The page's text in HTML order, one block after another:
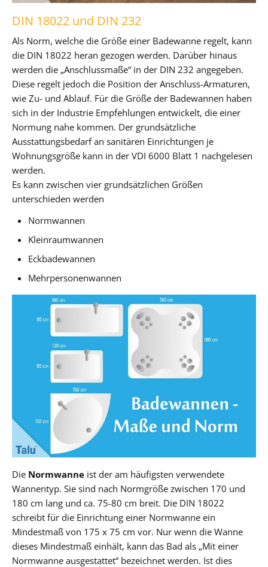
DIN 18022 und DIN 232
Als Norm, welche die Größe einer Badewanne regelt, kann
die DIN 18022 heran gezogen werden. Darüber hinaus
werden die „Anschlussmaße“ in der DIN 232 angegeben.
Diese regelt jedoch die Position der Anschluss-Armaturen,
wie Zu- und Ablauf. Für die Größe der Badewannen haben
sich in der Industrie Empfehlungen entwickelt, die einer
Normung nahe kommen. Der grundsätzliche
Ausstattungsbedarf an sanitären Einrichtungen je
Wohnungsgröße kann in der VDI 6000 Blatt 1 nachgelesen
werden.
Es kann zwischen vier grundsätzlichen Größen
unterschieden werden
Normwannen
Kleinraumwannen
Eckbadewannen
Mehrpersonenwannen
Die Normwanne ist der am häufigsten verwendete
Wannentyp. Sie sind nach Normgröße zwischen 170 und
180 cm lang und ca. 75-80 cm breit. Die DIN 18022
schreibt für die Einrichtung einer Normwanne ein
Mindestmaß von 175 x 75 cm vor. Nur wenn die Wanne
dieses Mindestmaß einhält, kann das Bad als „Mit einer
Normwanne ausgestattet“ bezeichnet werden. Ist dies